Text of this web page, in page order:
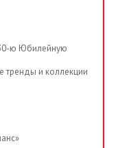
30-ю Юбилейную
тренды и коллекции